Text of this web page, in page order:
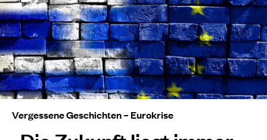
Vergessene Geschichten – Eurokrise